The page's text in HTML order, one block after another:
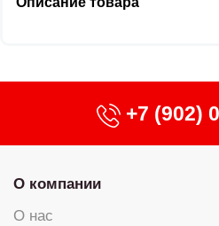
+7 (902)
О компании
О нас